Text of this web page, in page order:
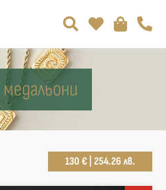
130 € | 254.26 лв.